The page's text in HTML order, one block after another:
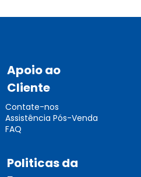
Apoio ao
Cliente
Contate-nos
Assistência Pós-Venda
FAQ
Politicas da